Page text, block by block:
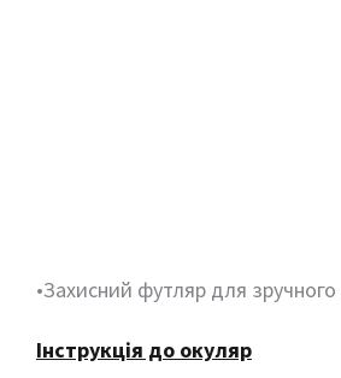
•Захисний футляр для
Інструкція до окуляр